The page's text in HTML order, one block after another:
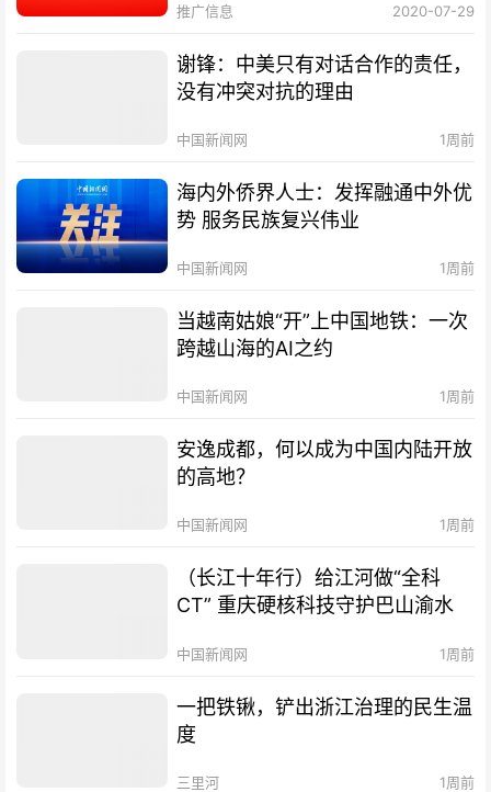
推广信息 2020-07-29
谢锋：中美只有对话合作的责任，
没有冲突对抗的理由
中国新闻网 1周前
海内外侨界人士：发挥融通中外优
势 服务民族复兴伟业
中国新闻网 1周前
当越南姑娘“开”上中国地铁：一次
跨越山海的AI之约
中国新闻网 1周前
安逸成都，何以成为中国内陆开放
的高地？
中国新闻网 1周前
（长江十年行）给江河做“全科
CT” 重庆硬核科技守护巴山渝水
中国新闻网 1周前
一把铁锹，铲出浙江治理的民生温
度
三里河 1周前